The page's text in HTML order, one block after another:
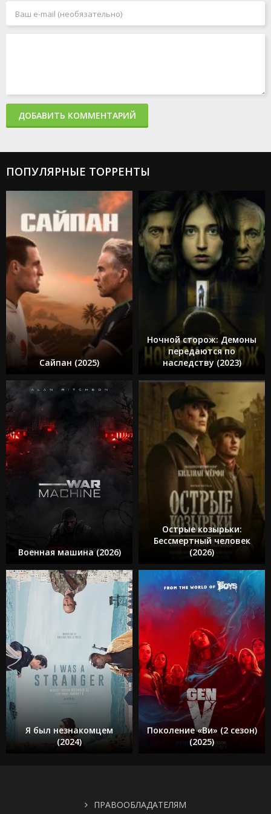
ДОБАВИТЬ КОММЕНТАРИЙ
ПОПУЛЯРНЫЕ ТОРРЕНТЫ
Сайпан (2025)
Ночной сторож: Демоны
передаются по
наследству (2023)
Военная машина (2026)
Острые козырьки:
Бессмертный человек
(2026)
Я был незнакомцем
(2024)
Поколение «Ви» (2 сезон)
(2025)
ПРАВООБЛАДАТЕЛЯМ